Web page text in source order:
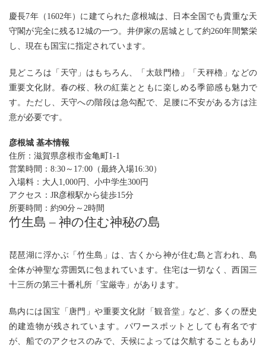
慶長7年（1602年）に建てられた彦根城は、日本全国でも貴重な天
守閣が完全に残る12城の一つ。井伊家の居城として約260年間繁栄
し、現在も国宝に指定されています。
見どころは「天守」はもちろん、「太鼓門櫓」「天秤櫓」などの
重要文化財。春の桜、秋の紅葉とともに楽しめる季節感も魅力で
す。ただし、天守への階段は急勾配で、足腰に不安がある方は注
意が必要です。
彦根城 基本情報
住所：滋賀県彦根市金亀町1-1
営業時間：8:30～17:00（最終入場16:30）
入場料： 大人1,000円、小中学生300円
アクセス：JR彦根駅から徒歩15分
所要時間：約90分～2時間
竹生島 – 神の住む神秘の島
琵琶湖に浮かぶ「竹生島」は、古くから神が住む島と言われ、島
全体が神聖な雰囲気に包まれています。住宅は一切なく、西国三
十三所の第三十番札所「宝厳寺」があります。
島内には国宝「唐門」や重要文化財「観音堂」など、多くの歴史
的建造物が残されています。パワースポットとしても有名です
が、船でのアクセスのみで、天候によっては欠航することもあり